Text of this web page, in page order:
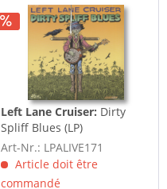
Left Lane Cruiser: Dirty
Spliff Blues (LP)
Art-Nr.: LPALIVE171
Article doit être
commandé